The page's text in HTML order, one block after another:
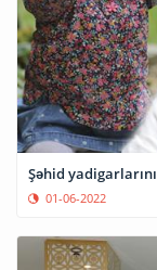
Şəhid
01-06-2022